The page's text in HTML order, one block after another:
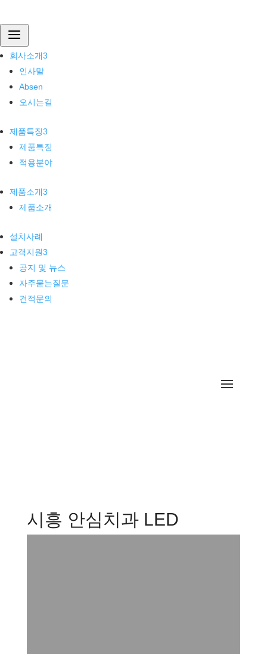
회사소개
인사말
Absen
오시는길
제품특징
제품특징
적용분야
제품소개
제품소개
설치사례
공지 및 뉴스
a
회사소개3
인사말
Absen
오시는길
제품특징3
제품특징
적용분야
제품소개3
제품소개
설치사례
고객지원3
공지 및 뉴스
자주묻는질문
견적문의
시흥 안심치과 LED